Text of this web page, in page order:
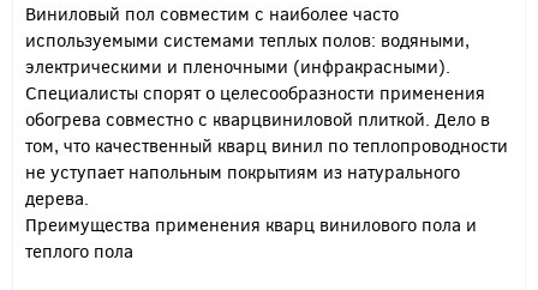
Виниловый пол совместим с наиболее часто
используемыми системами теплых полов: водяными,
электрическими и пленочными (инфракрасными).
Специалисты спорят о целесообразности применения
обогрева совместно с кварцвиниловой плиткой. Дело в
том, что качественный кварц винил по теплопроводности
не уступает напольным покрытиям из натурального
дерева.
Преимущества применения кварц винилового пола и
теплого пола